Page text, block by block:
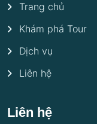
Trang chủ
Khám phá Tour
Dịch vụ
Liên hệ
Liên hệ